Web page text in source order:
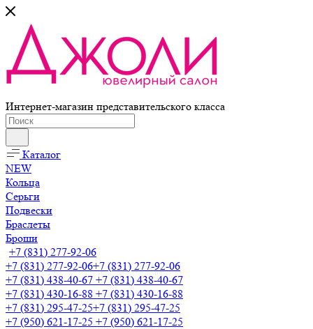
Интернет-магазин представительского класса
Каталог
NEW
Кольца
Серьги
Подвески
Браслеты
Броши
+7 (831) 277-92-06
+7 (831) 277-92-06+7 (831) 277-92-06
+7 (831) 438-40-67 +7 (831) 438-40-67
+7 (831) 430-16-88 +7 (831) 430-16-88
+7 (831) 295-47-25+7 (831) 295-47-25
+7 (950) 621-17-25 +7 (950) 621-17-25